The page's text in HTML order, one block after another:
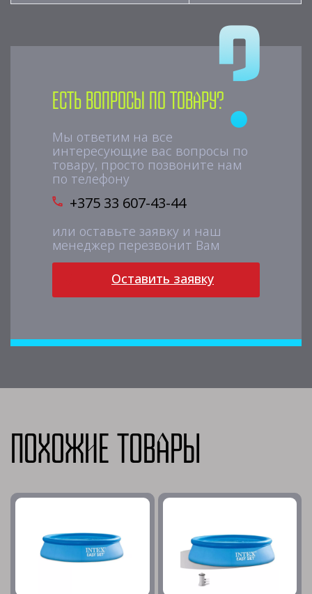
Есть вопросы по товару?
Мы ответим на все
интересующие вас вопросы по
товару, просто позвоните нам
по телефону
+375 33 607-43-44
или оставьте заявку и наш
менеджер перезвонит Вам
Оставить заявку
Похожие товары